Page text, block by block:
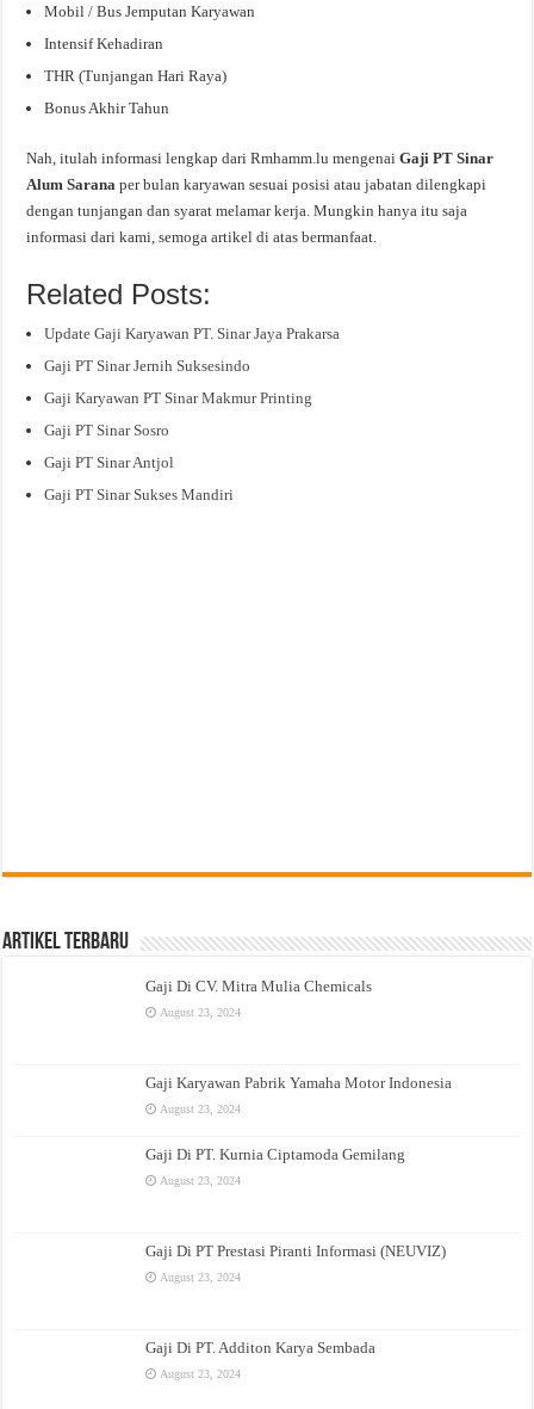
Mobil / Bus Jemputan Karyawan
Intensif Kehadiran
THR (Tunjangan Hari Raya)
Bonus Akhir Tahun
Nah, itulah informasi lengkap dari Rmhamm.lu mengenaiGaji PT Sinar
Alum Saranaper bulan karyawan sesuai posisi atau jabatan dilengkapi
dengan tunjangan dan syarat melamar kerja. Mungkin hanya itu saja
informasi dari kami, semoga artikel di atas bermanfaat.
Related Posts:
Update Gaji Karyawan PT. Sinar Jaya Prakarsa
Gaji PT Sinar Jernih Suksesindo
Gaji Karyawan PT Sinar Makmur Printing
Gaji PT Sinar Sosro
Gaji PT Sinar Antjol
Gaji PT Sinar Sukses Mandiri
Artikel Terbaru
Gaji Di CV. Mitra Mulia Chemicals
August 23, 2024
Gaji Karyawan Pabrik Yamaha Motor Indonesia
August 23, 2024
Gaji Di PT. Kurnia Ciptamoda Gemilang
August 23, 2024
Gaji Di PT Prestasi Piranti Informasi (NEUVIZ)
August 23, 2024
Gaji Di PT. Additon Karya Sembada
August 23, 2024